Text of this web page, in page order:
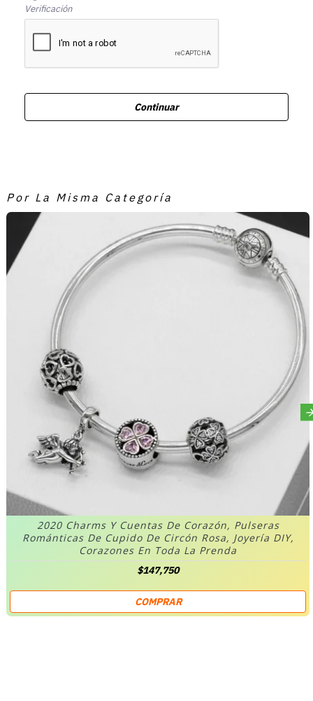
Verificación
Continuar
Por La Misma Categoría
2020 Charms Y Cuentas De Corazón, Pulseras
Románticas De Cupido De Circón Rosa, Joyería DIY,
Corazones En Toda La Prenda
$147,750
COMPRAR